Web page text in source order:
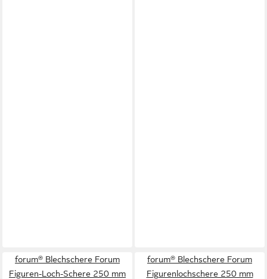
forum® Blechschere Forum
Figuren-Loch-Schere 250 mm
forum® Blechschere Forum
Figurenlochschere 250 mm